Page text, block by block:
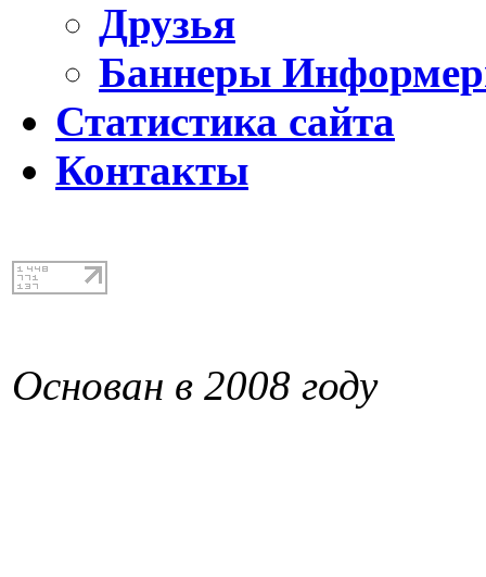
Друзья
Баннеры
Статистика сайта
Контакты
Основан в 2008 году